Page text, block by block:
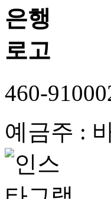
460-
예금주 :